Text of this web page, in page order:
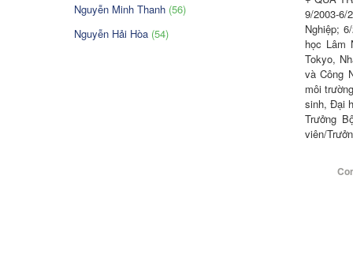
Nguyễn Minh Thanh (56)
Nguyễn Hải Hòa (54)
9/2003-6/
Nghiệp;
học Lâm
Tokyo,
và Công
môi
sinh, Đại
Trưởng
viên/